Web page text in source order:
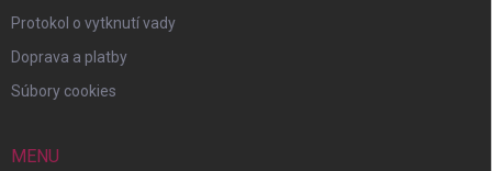
Protokol o vytknutí vady
Doprava a platby
Súbory cookies
MENU